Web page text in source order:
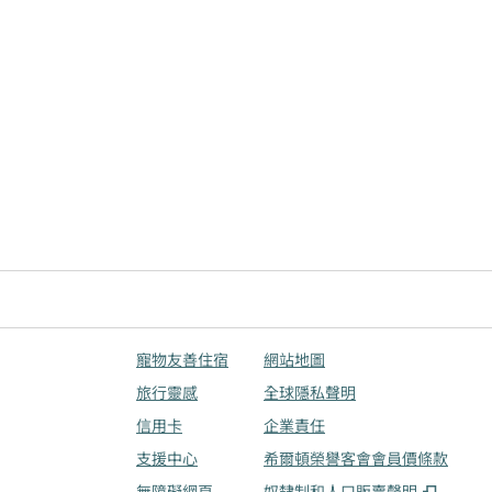
寵物友善住宿
旅行靈感
信用卡
支援中心
網站地圖
全球隱私聲明
企業責任
希爾頓榮譽客會會員價條款